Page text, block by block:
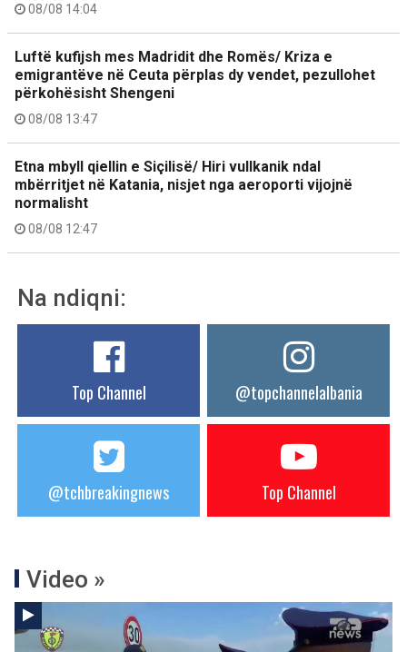
08/08 14:04
Luftë kufijsh mes Madridit dhe Romës/ Kriza e
emigrantëve në Ceuta përplas dy vendet, pezullohet
përkohësisht Shengeni
08/08 13:47
Etna mbyll qiellin e Siçilisë/ Hiri vullkanik ndal
mbërritjet në Katania, nisjet nga aeroporti vijojnë
normalisht
08/08 12:47
Na ndiqni:
Top Channel @topchannelalbania
@tchbreakingnews Top Channel
Video »